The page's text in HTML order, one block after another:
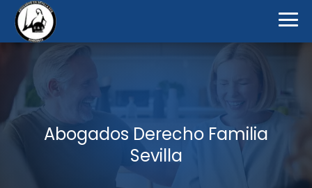
Abogados Derecho Familia
Sevilla